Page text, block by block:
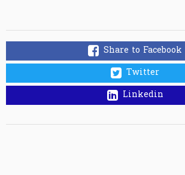
Share to Facebook
Twitter
Linkedin